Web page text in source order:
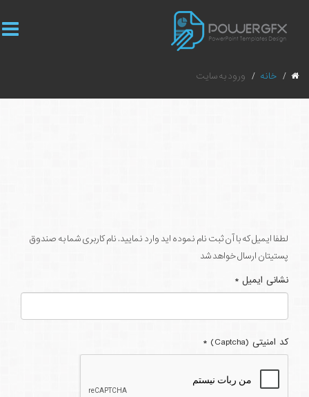
خانه ورود به سایت
لطفا ایمیل که با آن ثبت نام نموده اید وارد نمایید. نام کاربری شما به صندوق
پستیتان ارسال خواهد شد
نشانی ایمیل *
کد امنیتی (Captcha) *